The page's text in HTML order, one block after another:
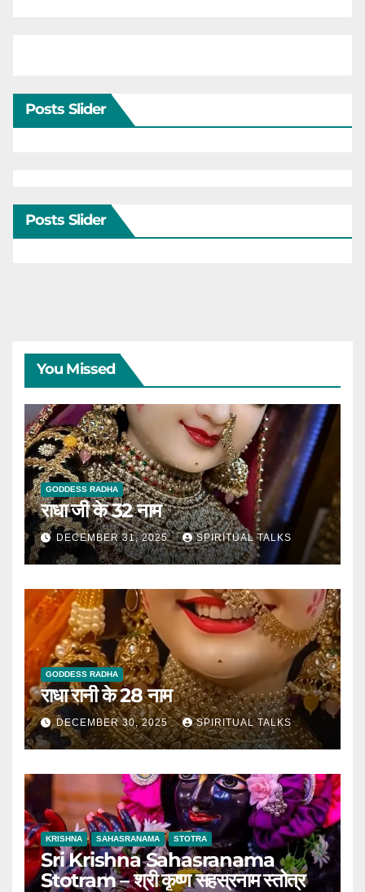
Posts Slider
Posts Slider
You Missed
GODDESS RADHA
राधा जी के 32 नाम
DECEMBER 31, 2025 SPIRITUAL TALKS
GODDESS RADHA
राधा रानी के 28 नाम
DECEMBER 30, 2025 SPIRITUAL TALKS
KRISHNA SAHASRANAMA STOTRA
Sri Krishna Sahasranama
Stotram – श्री कृष्ण सहस्रनाम स्तोत्र